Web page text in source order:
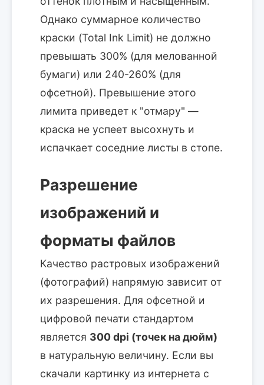
Однако суммарное количество
краски (Total Ink Limit) не должно
превышать 300% (для мелованной
бумаги) или 240-260% (для
офсетной). Превышение этого
лимита приведет к "отмару" —
краска не успеет высохнуть и
испачкает соседние листы в стопе.
Разрешение
изображений и
форматы файлов
Качество растровых изображений
(фотографий) напрямую зависит от
их разрешения. Для офсетной и
цифровой печати стандартом
является 300 dpi (точек на дюйм)
в натуральную величину. Если вы
скачали картинку из интернета с